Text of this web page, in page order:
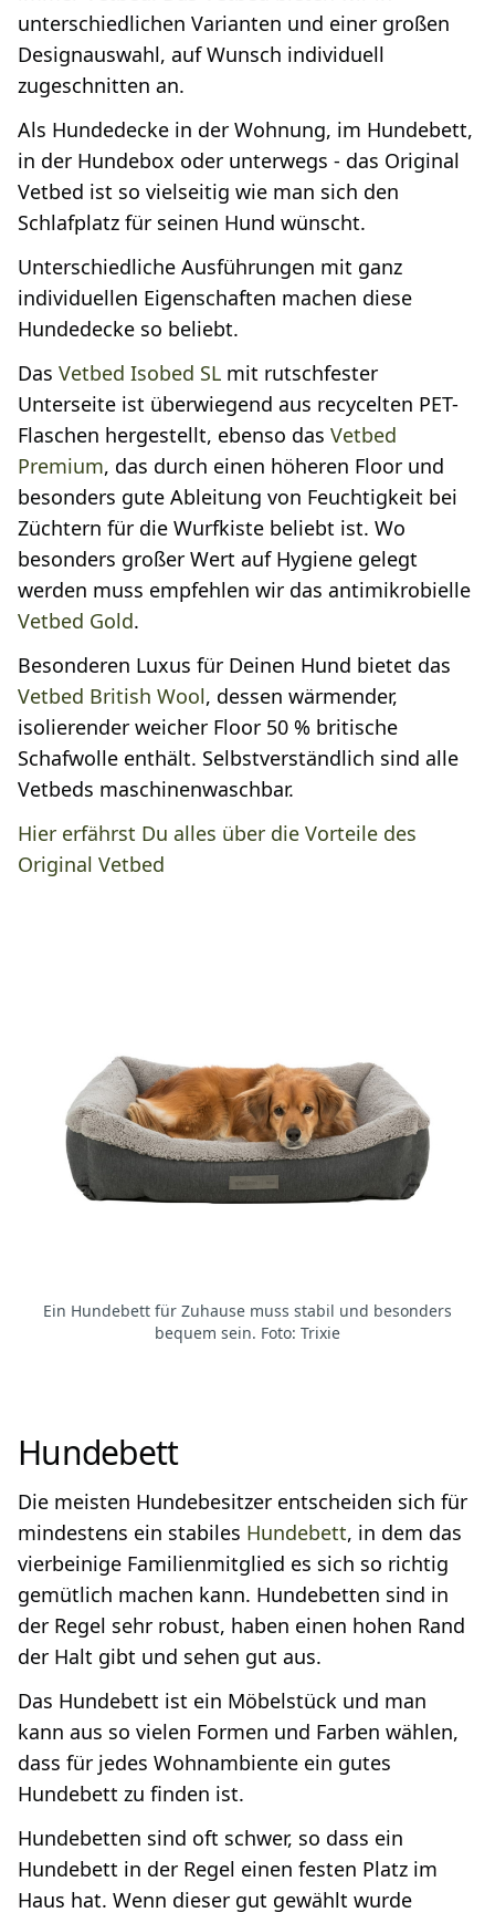
unterschiedlichen Varianten und einer großen
Designauswahl, auf Wunsch individuell
zugeschnitten an.
Als Hundedecke in der Wohnung, im Hundebett,
in der Hundebox oder unterwegs - das Original
Vetbed ist so vielseitig wie man sich den
Schlafplatz für seinen Hund wünscht.
Unterschiedliche Ausführungen mit ganz
individuellen Eigenschaften machen diese
Hundedecke so beliebt.
Das Vetbed Isobed SL mit rutschfester
Unterseite ist überwiegend aus recycelten PET-
Flaschen hergestellt, ebenso das Vetbed
Premium, das durch einen höheren Floor und
besonders gute Ableitung von Feuchtigkeit bei
Züchtern für die Wurfkiste beliebt ist. Wo
besonders großer Wert auf Hygiene gelegt
werden muss empfehlen wir das antimikrobielle
Vetbed Gold.
Besonderen Luxus für Deinen Hund bietet das
Vetbed British Wool, dessen wärmender,
isolierender weicher Floor 50 % britische
Schafwolle enthält. Selbstverständlich sind alle
Vetbeds maschinenwaschbar.
Hier erfährst Du alles über die Vorteile des
Original Vetbed
Ein Hundebett für Zuhause muss stabil und besonders
bequem sein. Foto: Trixie
Hundebett
Die meisten Hundebesitzer entscheiden sich für
mindestens ein stabiles Hundebett, in dem das
vierbeinige Familienmitglied es sich so richtig
gemütlich machen kann. Hundebetten sind in
der Regel sehr robust, haben einen hohen Rand
der Halt gibt und sehen gut aus.
Das Hundebett ist ein Möbelstück und man
kann aus so vielen Formen und Farben wählen,
dass für jedes Wohnambiente ein gutes
Hundebett zu finden ist.
Hundebetten sind oft schwer, so dass ein
Hundebett in der Regel einen festen Platz im
Haus hat. Wenn dieser gut gewählt wurde